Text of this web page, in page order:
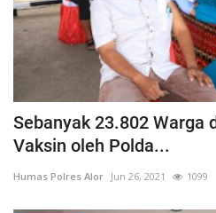
Sebanyak 23.802 Warga
Vaksin oleh Polda...
Humas Polres Alor Jun 26, 2021 1099